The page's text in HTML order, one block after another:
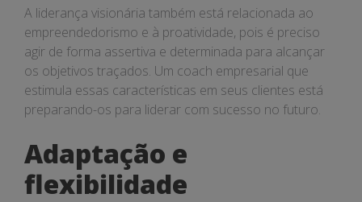
A liderança visionária também está relacionada ao
empreendedorismo e à proatividade, pois é preciso
agir de forma assertiva e determinada para alcançar
os objetivos traçados. Um coach empresarial que
estimula essas características em seus clientes está
preparando-os para liderar com sucesso no futuro.
Adaptação e
flexibilidade